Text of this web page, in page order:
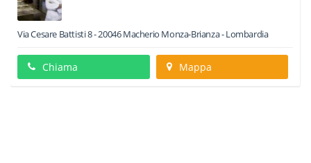
Via Cesare Battisti 8-20046Macherio Monza-Brianza -Lombardia
Chiama Mappa